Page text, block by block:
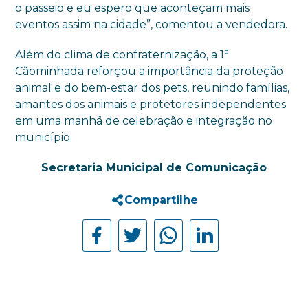
o passeio e eu espero que aconteçam mais
eventos assim na cidade”, comentou a vendedora.
Além do clima de confraternização, a 1ª
Cãominhada reforçou a importância da proteção
animal e do bem-estar dos pets, reunindo famílias,
amantes dos animais e protetores independentes
em uma manhã de celebração e integração no
município.
Secretaria Municipal de Comunicação
Compartilhe